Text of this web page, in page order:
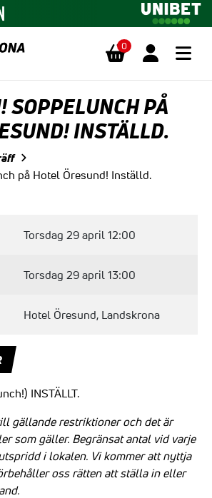
0
SOPPELUNCH PÅ
INSTÄLLD.
på Hotel Öresund! Inställd.
Torsdag 29 april 12:00
Torsdag 29 april 13:00
Hotel Öresund, Landskrona
INSTÄLLT.
gällande restriktioner och det är
som gäller. Begränsat antal vid varje
i lokalen. Vi kommer att nyttja
oss rätten att ställa in eller